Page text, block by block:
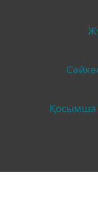
Қосымша